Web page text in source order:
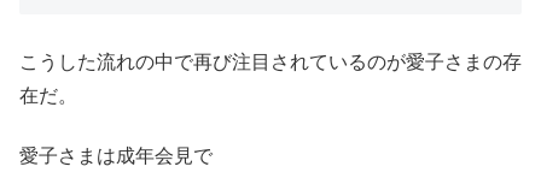
こうした流れの中で再び注目されているのが愛子さまの存
在だ。
愛子さまは成年会見で